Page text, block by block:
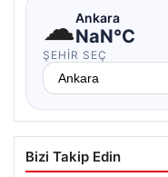
☁Ankara
NaN°C
ŞEHIR SEÇ
Bizi Takip Edin